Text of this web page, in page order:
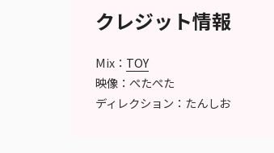
クレジット情報
Mix： TOY
映像：ぺたぺた
ディレクション：たんしお